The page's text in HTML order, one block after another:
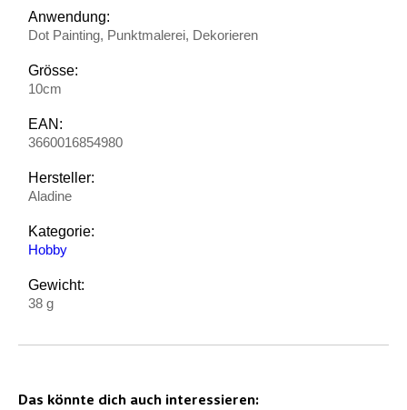
Anwendung:
Dot Painting, Punktmalerei, Dekorieren
Grösse:
10cm
EAN:
3660016854980
Hersteller:
Aladine
Kategorie:
Hobby
Gewicht:
38 g
Das könnte dich auch interessieren: